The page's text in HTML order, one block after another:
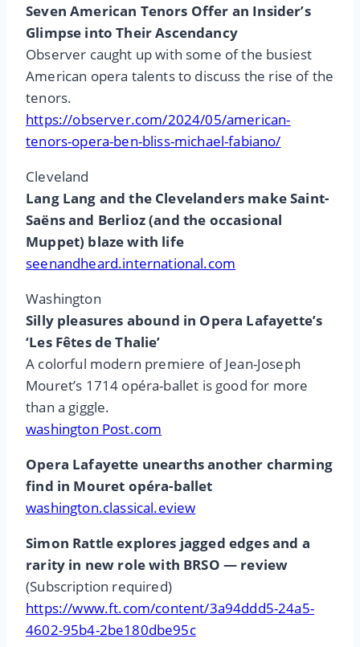
Seven American Tenors Offer an Insider’s
Glimpse into Their Ascendancy
Observer caught up with some of the busiest
American opera talents to discuss the rise of the
tenors.
https://observer.com/2024/05/american-
tenors-opera-ben-bliss-michael-fabiano/
Cleveland
Lang Lang and the Clevelanders make Saint-
Saëns and Berlioz (and the occasional
Muppet) blaze with life
seenandheard.international.com
Washington
Silly pleasures abound in Opera Lafayette’s
‘Les Fêtes de Thalie’
A colorful modern premiere of Jean-Joseph
Mouret’s 1714 opéra-ballet is good for more
than a giggle.
washington Post.com
Opera Lafayette unearths another charming
find in Mouret opéra-ballet
washington.classical.eview
Simon Rattle explores jagged edges and a
rarity in new role with BRSO — review
(Subscription required)
https://www.ft.com/content/3a94ddd5-24a5-
4602-95b4-2be180dbe95c